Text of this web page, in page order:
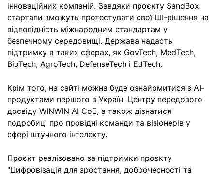
інноваційних компаній. Завдяки проєкту SandBox
стартапи зможуть протестувати свої ШІ-рішення на
відповідність міжнародним стандартам у
безпечному середовищі. Держава надасть
підтримку в таких сферах, як GovTech, MedTech,
BioTech, AgroTech, DefenseTech і EdTech.
Крім того, на сайті можна буде ознайомитися з АІ-
продуктами першого в Україні Центру передового
досвіду WINWIN AI CoE, а також дізнатися
подробиці про провідні команди та візіонерів у
сфері штучного інтелекту.
Проєкт реалізовано за підтримки проєкту
"Цифровізація для зростання, доброчесності та